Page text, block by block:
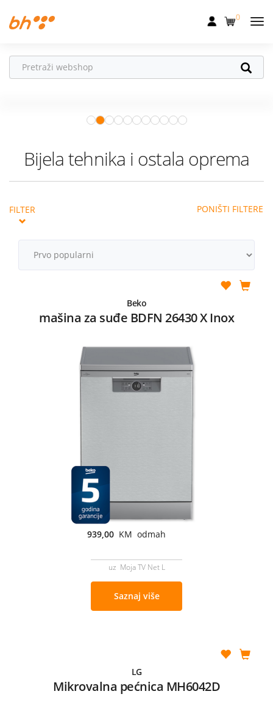
Fiksna
Uređaji
Akcije
Podrška
0
Ne propusti
od 04.08.–31.08. očekuju te
super pokloni!
Bijela tehnika i ostala oprema
FILTER PONIŠTI FILTERE
Beko
mašina za suđe BDFN 26430 X Inox
939,00 KM odmah
uz Moja TV Net L
Saznaj više
LG
Mikrovalna pećnica MH6042D